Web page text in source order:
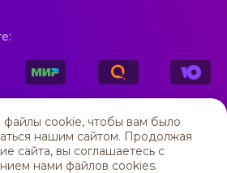
Адиля Рамилевна
ИНН 160402189950
Марий Эл, г. Йошкар-Ола, ул. Пушкина, 30
cookie, чтобы вам было
нашим сайтом. Продолжая
сайта, вы соглашаетесь c
нами файлов cookies.